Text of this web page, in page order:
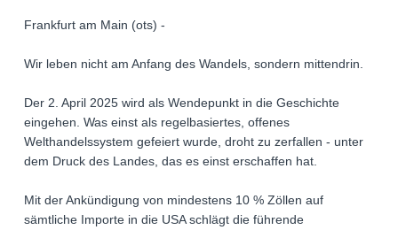
Frankfurt am Main (ots) -
Wir leben nicht am Anfang des Wandels, sondern mittendrin.
Der 2. April 2025 wird als Wendepunkt in die Geschichte
eingehen. Was einst als regelbasiertes, offenes
Welthandelssystem gefeiert wurde, droht zu zerfallen - unter
dem Druck des Landes, das es einst erschaffen hat.
Mit der Ankündigung von mindestens 10 % Zöllen auf
sämtliche Importe in die USA schlägt die führende